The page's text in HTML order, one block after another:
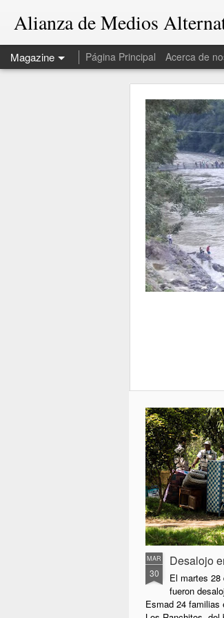
Alianza de Medios
Magazine Página Principal Acerca de
MAR
30
Desalojo
El martes 28
fueron
Esmad 24 familias